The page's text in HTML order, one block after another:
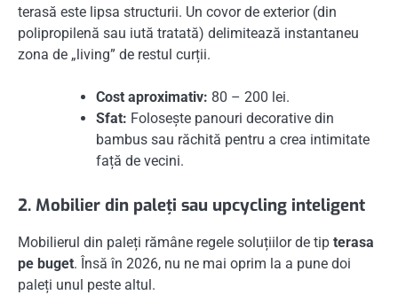
terasă este lipsa structurii. Un covor de exterior (din
polipropilenă sau iută tratată) delimitează instantaneu
zona de „living” de restul curții.
Cost aproximativ: 80 – 200 lei.
Sfat: Folosește panouri decorative din
bambus sau răchită pentru a crea intimitate
față de vecini.
2. Mobilier din paleți sau upcycling inteligent
Mobilierul din paleți rămâne regele soluțiilor de tip terasa
pe buget. Însă în 2026, nu ne mai oprim la a pune doi
paleți unul peste altul.